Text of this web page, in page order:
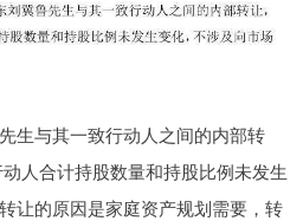
生与其一致行动人之间的内部转
人合计持股数量和持股比例未发生
让的原因是家庭资产规划需要，转